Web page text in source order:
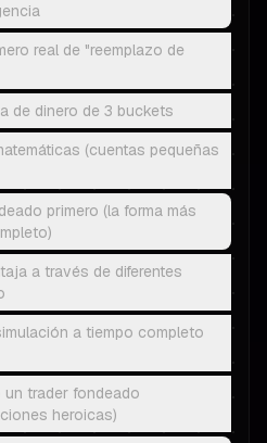
real de "reemplazo de
de dinero de 3 buckets
(cuentas pequeñas
primero (la forma más
a través de diferentes
a tiempo completo
un trader fondeado
heroicas)